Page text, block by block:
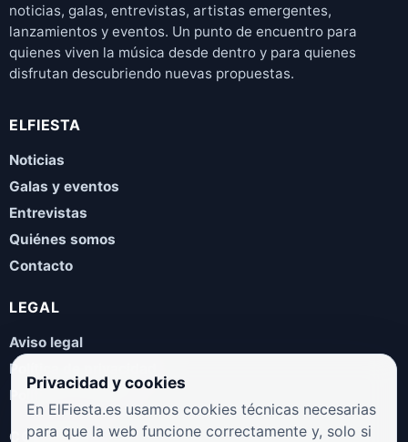
noticias, galas, entrevistas, artistas emergentes,
lanzamientos y eventos. Un punto de encuentro para
quienes viven la música desde dentro y para quienes
disfrutan descubriendo nuevas propuestas.
ELFIESTA
Noticias
Galas y eventos
Entrevistas
Quiénes somos
Contacto
LEGAL
Aviso legal
Política de privacidad
Política de cookies
COLABORA
Privacidad y cookies
En ElFiesta.es usamos cookies técnicas necesarias
para que la web funcione correctamente y, solo si